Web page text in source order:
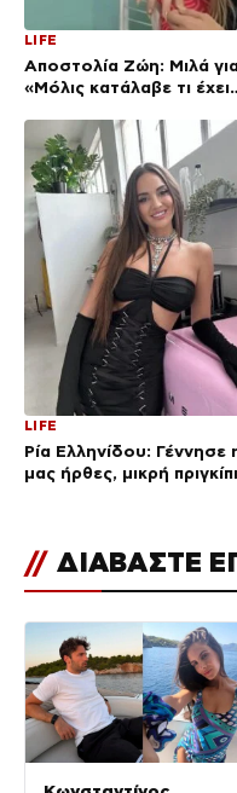
LIFE
Αποστολία Ζώη: Μιλά
«Μόλις κατάλαβε τι
LIFE
Ρία Ελληνίδου:
μας ήρθες, μικρή
// ΔΙΑΒΑΣΤΕ